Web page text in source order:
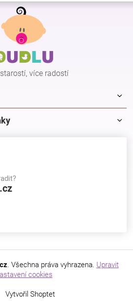
p
r
v
k
y
v
ý
p více radostí
Vytvořil Shoptet
. Všechna práva vyhrazena. Upravit
cookies